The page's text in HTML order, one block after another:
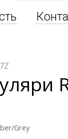
Grey